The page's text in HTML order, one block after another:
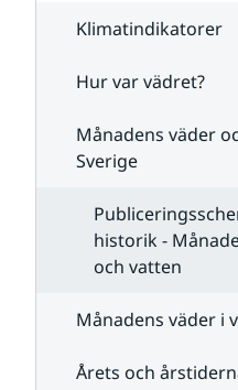
Klimatindikatorer
Hur var vädret?
Månadens väder
Sverige
historik -
och vatten
Månadens väder i
Årets och